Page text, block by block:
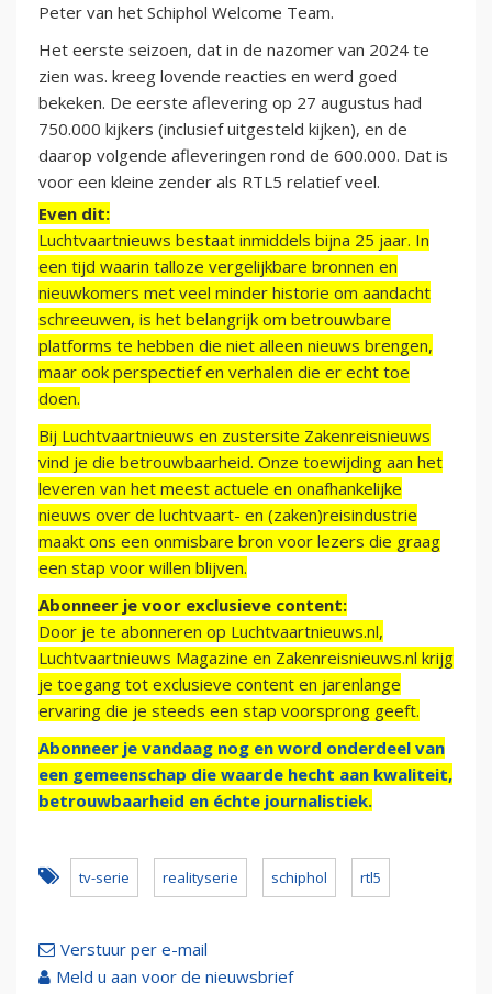
Peter van het Schiphol Welcome Team.
Het eerste seizoen, dat in de nazomer van 2024 te
zien was. kreeg lovende reacties en werd goed
bekeken. De eerste aflevering op 27 augustus had
750.000 kijkers (inclusief uitgesteld kijken), en de
daarop volgende afleveringen rond de 600.000. Dat is
voor een kleine zender als RTL5 relatief veel.
Even dit:
Luchtvaartnieuws bestaat inmiddels bijna 25 jaar. In
een tijd waarin talloze vergelijkbare bronnen en
nieuwkomers met veel minder historie om aandacht
schreeuwen, is het belangrijk om betrouwbare
platforms te hebben die niet alleen nieuws brengen,
maar ook perspectief en verhalen die er echt toe
doen.
Bij Luchtvaartnieuws en zustersite Zakenreisnieuws
vind je die betrouwbaarheid. Onze toewijding aan het
leveren van het meest actuele en onafhankelijke
nieuws over de luchtvaart- en (zaken)reisindustrie
maakt ons een onmisbare bron voor lezers die graag
een stap voor willen blijven.
Abonneer je voor exclusieve content:
Door je te abonneren op Luchtvaartnieuws.nl,
Luchtvaartnieuws Magazine en Zakenreisnieuws.nl krijg
je toegang tot exclusieve content en jarenlange
ervaring die je steeds een stap voorsprong geeft.
Abonneer je vandaag nog en word onderdeel van
een gemeenschap die waarde hecht aan kwaliteit,
betrouwbaarheid en échte journalistiek.
tv-serie realityserie schiphol rtl5
Verstuur per e-mail
Meld u aan voor de nieuwsbrief